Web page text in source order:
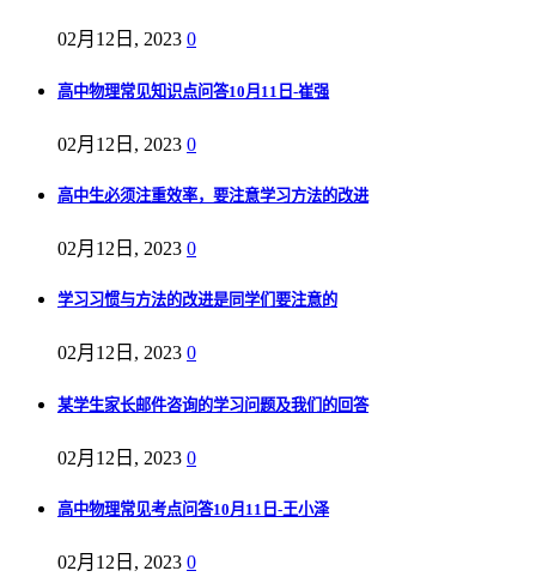
02月12日, 2023 0
高中物理常见知识点问答10月11日-崔强
02月12日, 2023 0
高中生必须注重效率，要注意学习方法的改进
02月12日, 2023 0
学习习惯与方法的改进是同学们要注意的
02月12日, 2023 0
某学生家长邮件咨询的学习问题及我们的回答
02月12日, 2023 0
高中物理常见考点问答10月11日-王小泽
02月12日, 2023 0